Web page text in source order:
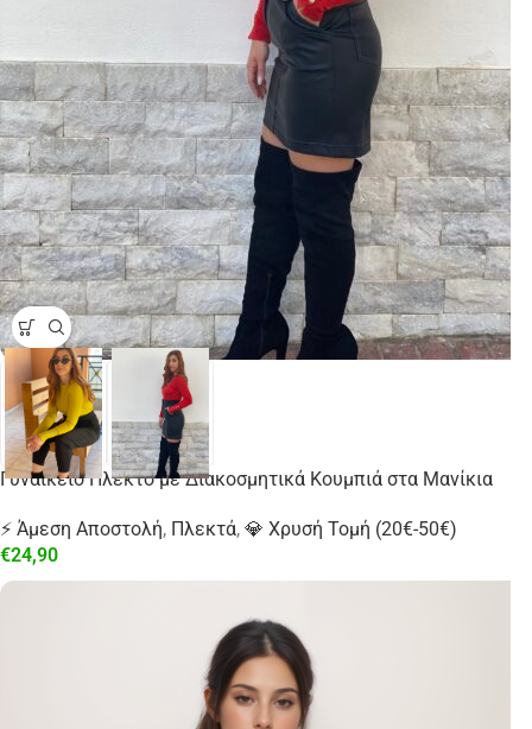
Γυναικείο Πλεκτό με Διακοσμητικά Κουμπιά στα Μανίκια
⚡ Άμεση Αποστολή, Πλεκτά, 💎 Χρυσή Τομή (20€-50€)
€24,90